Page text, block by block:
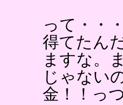
って・・
得てたん
ますな。
じゃない
金！！っ